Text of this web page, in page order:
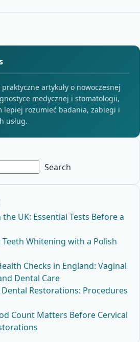
artykuły o nowoczesnej
medycznej i stomatologii,
lepiej rozumieć badania, zabiegi i
usług.
Search
UK: Essential Tests Before a
Whitening with a Polish
Checks in England: Vaginal
Dental Care
Restorations: Procedures
Count Matters Before Cervical